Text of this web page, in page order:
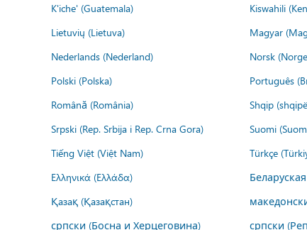
K'iche' (Guatemala)
Kiswahili
Lietuvių (Lietuva)
Magyar
Nederlands (Nederland)
Norsk
Polski (Polska)
Português
Română (România)
Shqip
Srpski (Rep. Srbija i Rep. Crna Gora)
Suomi
Tiếng Việt (Việt Nam)
Türkçe
Ελληνικά (Ελλάδα)
Қазақ (Қазақстан)
српски (Босна и Херцеговина)
српски